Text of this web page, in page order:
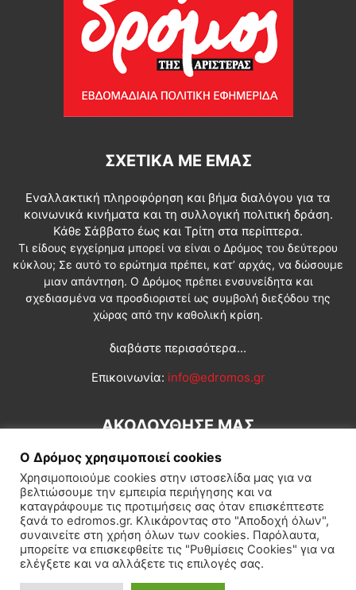
ΣΧΕΤΙΚΆ ΜΕ ΕΜΆΣ
Εναλλακτική πληροφόρηση και βήμα διαλόγου για τα
κοινωνικά κινήματα και τη συλλογική πολιτική δράση.
Κάθε Σάββατο έως και Τρίτη στα περίπτερα.
Τι είδους εγχείρημα μπορεί να είναι ο Δρόμος του δεύτερου
κύκλου; Σε αυτό το ερώτημα πρέπει, κατ’ αρχάς, να δώσουμε
μιαν απάντηση. Ο Δρόμος πρέπει ενσυνείδητα και
σχεδιασμένα να προσδιοριστεί ως συμβολή διεξόδου της
χώρας από την καθολική κρίση.
διαβάστε περισσότερα...
Επικοινωνία: info@edromos.gr
ΑΚΟΛΟΥΘΗΣΕ ΜΑΣ
Εγγραφή συνδρομητή Πολιτική Διεθνή Κοινωνία
Πολιτισμός Αφιερώματα
Ο Δρόμος χρησιμοποιεί cookies
Χρησιμοποιούμε cookies στην ιστοσελίδα μας για να
βελτιώσουμε την εμπειρία περιήγησης και να
καταγράφουμε τις προτιμήσεις σας όταν επισκέπτεστε
ξανά το edromos.gr. Κλικάροντας στο "Αποδοχή όλων",
συναινείτε στη χρήση όλων των cookies. Παρόλαυτα,
μπορείτε να επισκεφθείτε τις "Ρυθμίσεις Cookies" για να
ελέγξετε και να αλλάξετε τις επιλογές σας.